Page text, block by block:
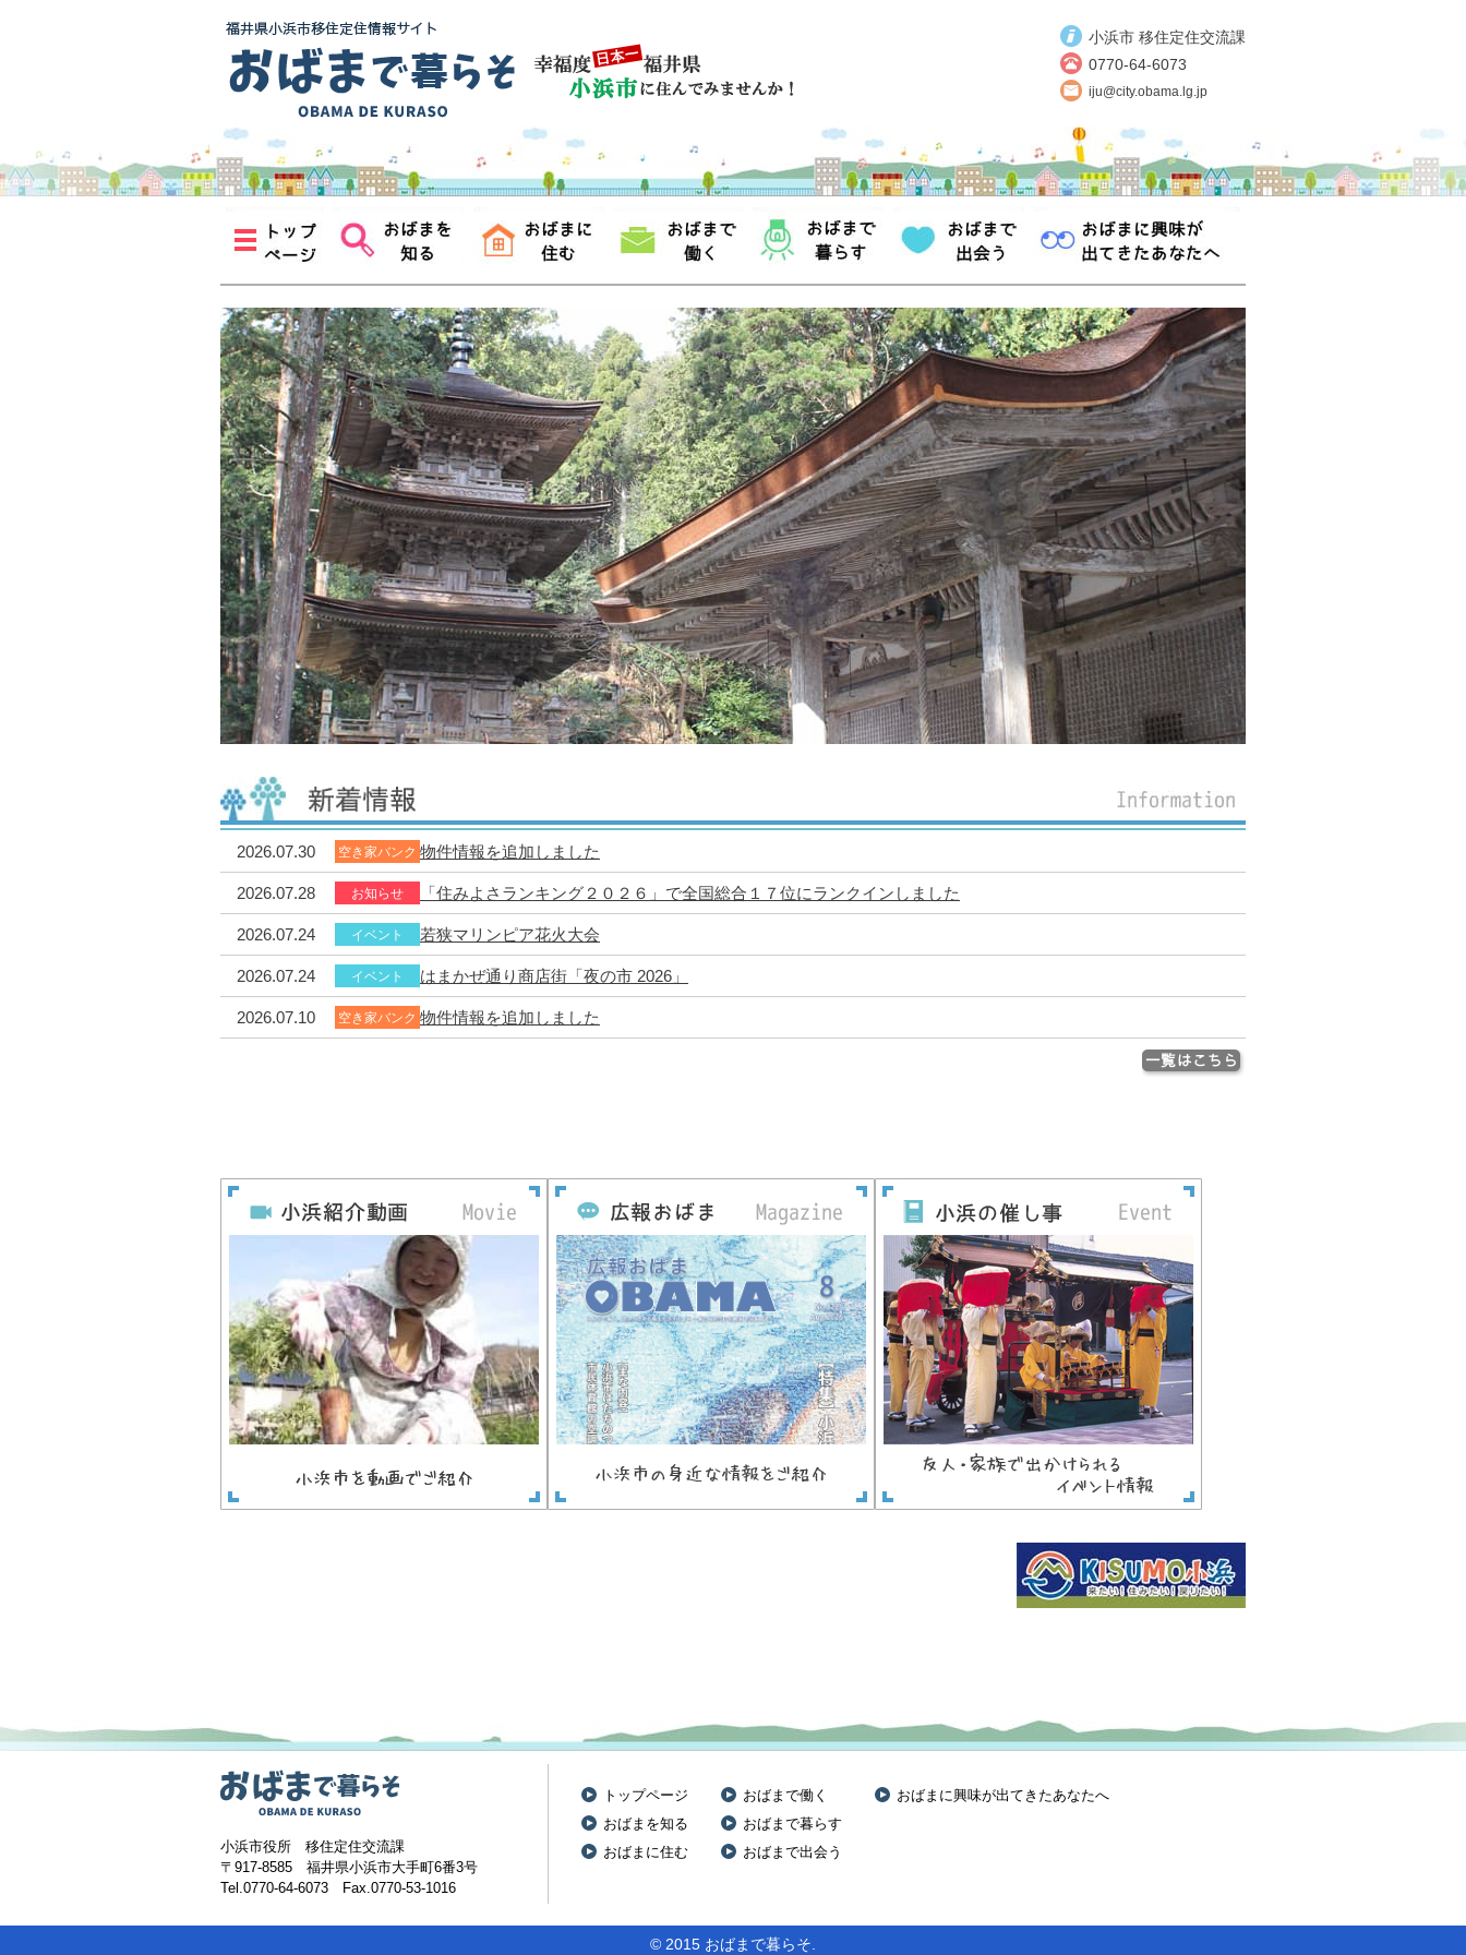
小浜市 移住定住交流課
0770-64-6073
iju@city.obama.lg.jp
2026.07.30 空き家バンク 物件情報を追加しました
2026.07.28 お知らせ 「住みよさランキング２０２６」で全国総合１７位にランクインしました
2026.07.24 イベント 若狭マリンピア花火大会
2026.07.24 イベント はまかぜ通り商店街「夜の市 2026」
2026.07.10 空き家バンク 物件情報を追加しました
小浜市を動画でご紹介
小浜市役所 移住定住交流課
〒917-8585 福井県小浜市大手町6番3号
Tel.0770-64-6073 Fax.0770-53-1016
トップページ
おばまを知る
おばまに住む
おばまで働く
おばまで暮らす
おばまで出会う
おばまに興味が出てきたあなたへ
© 2015 おばまで暮らそ.